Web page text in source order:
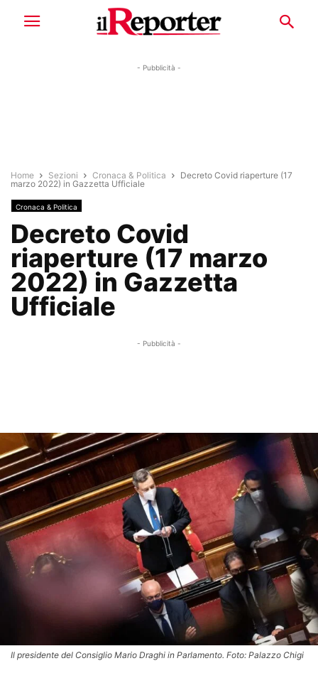
- Pubblicità -
Home Sezioni Cronaca & Politica
Decreto Covid riaperture (17
marzo 2022) in Gazzetta Ufficiale
Cronaca & Politica
Decreto Covid
riaperture (17 marzo
2022) in Gazzetta
Ufficiale
- Pubblicità -
Il presidente del Consiglio Mario Draghi in Parlamento. Foto: Palazzo Chigi